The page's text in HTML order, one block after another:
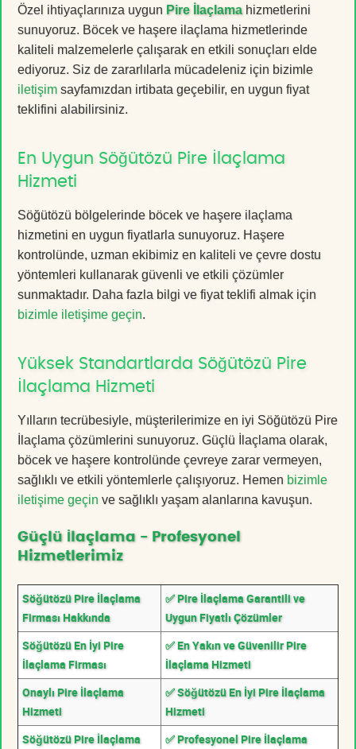
Özel ihtiyaçlarınıza uygun Pire İlaçlamahizmetlerini
sunuyoruz. Böcek ve haşere ilaçlama hizmetlerinde
kaliteli malzemelerle çalışarak en etkili sonuçları elde
ediyoruz. Siz de zararlılarla mücadeleniz için bizimle
iletişim sayfamızdan irtibata geçebilir, en uygun fiyat
teklifini alabilirsiniz.
En Uygun Söğütözü Pire İlaçlama
Hizmeti
Söğütözü bölgelerinde böcek ve haşere ilaçlama
hizmetini en uygun fiyatlarla sunuyoruz. Haşere
kontrolünde, uzman ekibimiz en kaliteli ve çevre dostu
yöntemleri kullanarak güvenli ve etkili çözümler
sunmaktadır. Daha fazla bilgi ve fiyat teklifi almak için
bizimle iletişime geçin.
Yüksek Standartlarda Söğütözü Pire
İlaçlama Hizmeti
Yılların tecrübesiyle, müşterilerimize en iyi Söğütözü Pire
İlaçlama çözümlerini sunuyoruz. Güçlü İlaçlama olarak,
böcek ve haşere kontrolünde çevreye zarar vermeyen,
sağlıklı ve etkili yöntemlerle çalışıyoruz. Hemen bizimle
iletişime geçin ve sağlıklı yaşam alanlarına kavuşun.
Güçlü İlaçlama - Profesyonel
Hizmetlerimiz
Söğütözü Pire İlaçlama
Firması Hakkında
✅ Pire İlaçlama Garantili ve
Uygun Fiyatlı Çözümler
Söğütözü En İyi Pire
İlaçlama Firması
✅ En Yakın ve Güvenilir Pire
İlaçlama Hizmeti
Onaylı Pire İlaçlama
Hizmeti
✅ Söğütözü En İyi Pire İlaçlama
Hizmeti
Söğütözü Pire İlaçlama
✅ Profesyonel Pire İlaçlama